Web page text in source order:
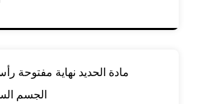
مادة الحديد نهاية مفتوحة
الجسم